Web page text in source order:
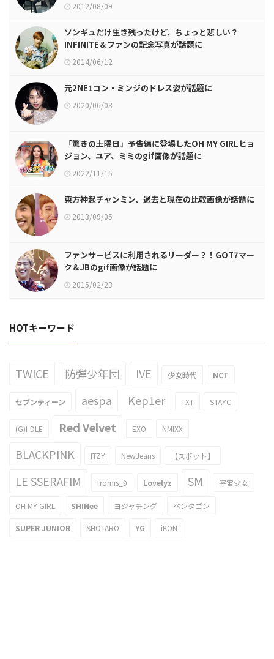
2012/08/09
ソンギュだけ生き残ったけど、ちょっと悲しい？
INFINITE＆ファンの記念写真が話題に
2014/06/12
元2NE1コン・ミンジのドレス姿が話題に
2020/06/03
「驚きの土曜日」予告編に登場したOH MY GIRLヒョ
ジョン、ユア、ミミのgif画像が話題に
2022/11/15
東方神起チャンミン、過去と現在の比較画像が話題に
2013/09/05
ファンサービスに利用されるリーダー？！GOT7マー
ク＆JBのgif画像が話題に
2015/02/23
HOTキーワード
TWICE 防弾少年団 IVE 少女時代 NCT
セブンティーン aespa Kep1er TXT STAYC
(G)I-DLE Red Velvet EXO NMIXX
BLACKPINK ITZY NewJeans 【スポット】
LE SSERAFIM fromis_9 Lovelyz SM 宇宙少女
OH MY GIRL SHINee ヨジャチング ペンタゴン
SUPER JUNIOR SHOTARO YG iKON